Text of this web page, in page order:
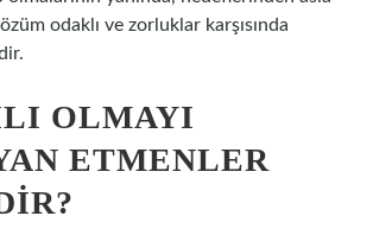
odaklı ve zorluklar karşısında
OLMAYI
ETMENLER